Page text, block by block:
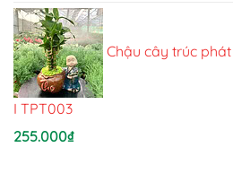
Chậu cây trúc
I TPT003
255.000₫